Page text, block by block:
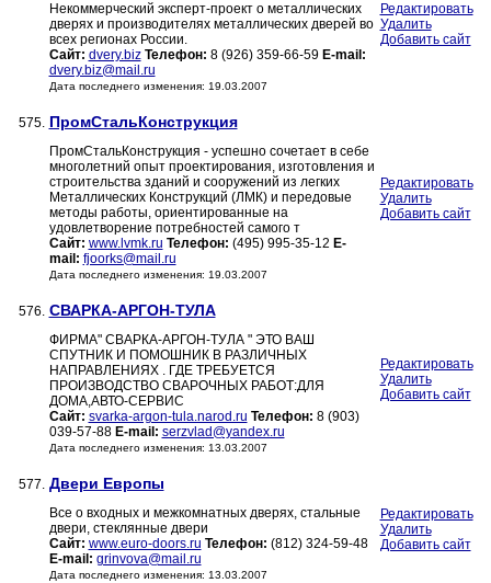
Некоммерческий эксперт-проект о металлических
дверях и производителях металлических дверей во
всех регионах России.
Сайт: dvery.biz Телефон: 8 (926) 359-66-59 E-mail:
dvery.biz@mail.ru
Дата последнего изменения: 19.03.2007
Редактировать
Удалить
Добавить сайт
575. ПромСтальКонструкция
ПромСтальКонструкция - успешно сочетает в себе
многолетний опыт проектирования, изготовления и
строительства зданий и сооружений из легких
Металлических Конструкций (ЛМК) и передовые
методы работы, ориентированные на
удовлетворение потребностей самого т
Сайт: www.lvmk.ru Телефон: (495) 995-35-12 E-
mail: fjoorks@mail.ru
Дата последнего изменения: 19.03.2007
Редактировать
Удалить
Добавить сайт
576. СВАРКА-АРГОН-ТУЛА
ФИРМА" СВАРКА-АРГОН-ТУЛА " ЭТО ВАШ
СПУТНИК И ПОМОШНИК В РАЗЛИЧНЫХ
НАПРАВЛЕНИЯХ . ГДЕ ТРЕБУЕТСЯ
ПРОИЗВОДСТВО СВАРОЧНЫХ РАБОТ:ДЛЯ
ДОМА,АВТО-СЕРВИС
Сайт: svarka-argon-tula.narod.ru Телефон: 8 (903)
039-57-88 E-mail: serzvlad@yandex.ru
Дата последнего изменения: 13.03.2007
Редактировать
Удалить
Добавить сайт
577. Двери Европы
Все о входных и межкомнатных дверях, стальные
двери, стеклянные двери
Сайт: www.euro-doors.ru Телефон: (812) 324-59-48
E-mail: grinvova@mail.ru
Дата последнего изменения: 13.03.2007
Редактировать
Удалить
Добавить сайт